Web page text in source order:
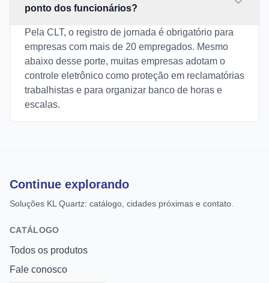
ponto dos funcionários?
Pela CLT, o registro de jornada é obrigatório para
empresas com mais de 20 empregados. Mesmo
abaixo desse porte, muitas empresas adotam o
controle eletrônico como proteção em reclamatórias
trabalhistas e para organizar banco de horas e
escalas.
Continue explorando
Soluções KL Quartz: catálogo, cidades próximas e contato.
CATÁLOGO
Todos os produtos
Fale conosco